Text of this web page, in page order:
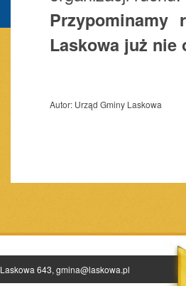
Laskowa już nie
Autor: Urząd Gminy Laskowa
643, gmina@laskowa.pl